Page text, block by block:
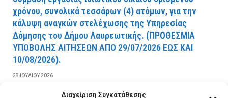
Διαχείριση Συγκατάθεσης
χρόνου, συνολικά τεσσάρων (4) ατόμων, για την
κάλυψη αναγκών στελέχωσης της Υπηρεσίας
Δόμησης του Δήμου Λαυρεωτικής. (ΠPOΘEΣMIA
YΠOBOΛHΣ AITHΣEΩN AΠO 29/07/2026 EΩΣ KAI
10/08/2026).
28 ΙΟΥΛΊΟΥ 2026